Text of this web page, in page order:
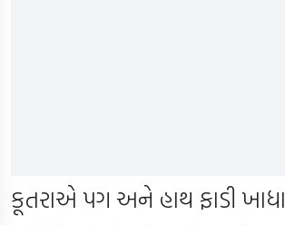
કૂતરાએ પગ અને હાથ ફાડી ખાધા